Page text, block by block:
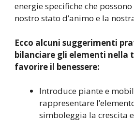
energie specifiche che
nostro stato d’animo e la
Ecco alcuni suggerimenti
bilanciare gli elementi nella
favorire il benessere:
Introduce piante e
rappresentare
simboleggia la crescita